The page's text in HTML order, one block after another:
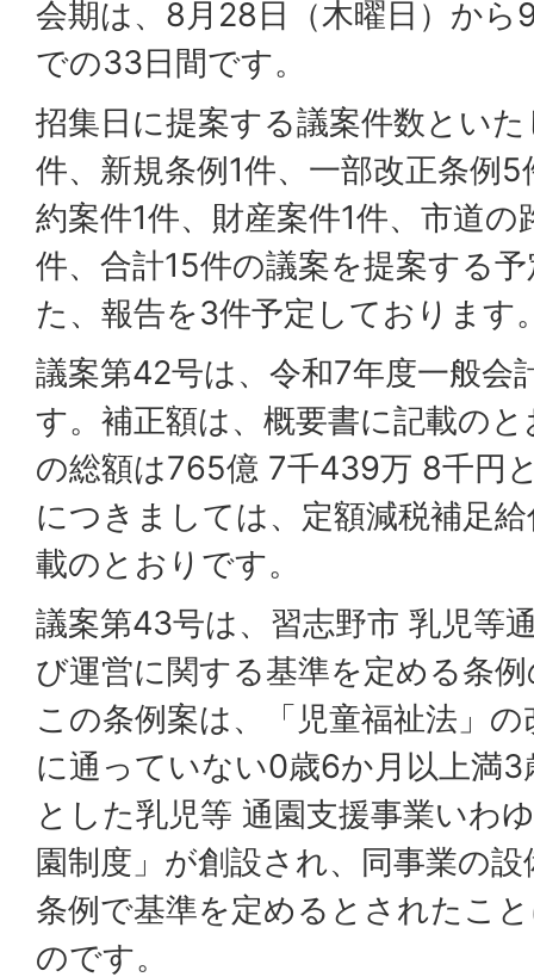
会期は、8月28日（木曜日）から
での33日間です。
招集日に提案する議案件数とい
件、新規条例1件、一部改正条例
約案件1件、財産案件1件、市道の
件、合計15件の議案を提案する
た、報告を3件予定しております
議案第42号は、令和7年度一般会
す。補正額は、概要書に記載の
の総額は765億 7千439万 8千円
につきましては、定額減税補足
載のとおりです。
議案第43号は、習志野市 乳児等
び運営に関する基準を定める条
この条例案は、「児童福祉法」
に通っていない0歳6か月以上満
とした乳児等 通園支援事業いわ
園制度」が創設され、同事業の
条例で基準を定めるとされたこ
のです。